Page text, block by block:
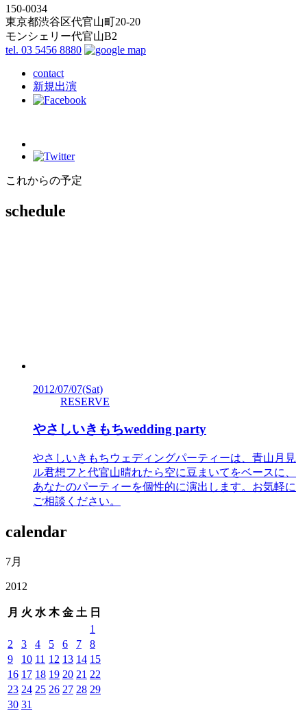
150-0034
東京都渋谷区代官山町20-20
モンシェリー代官山B2
tel. 03 5456 8880
contact
新規出演
これからの予定
schedule
2012/07/07(Sat)
RESERVE
やさしいきもちwedding party
やさしいきもちウェディングパーティーは、青山月見
ル君想フと代官山晴れたら空に豆まいてをベースに、
あなたのパーティーを個性的に演出します。お気軽に
ご相談ください。
calendar
7月
2012
月 火 水 木 金 土 日
1
2
3 4 5 6 7
8
9
10 11 12 13 14 15
16 17 18 19 20 21 22
23 24 25 26 27 28 29
30 31